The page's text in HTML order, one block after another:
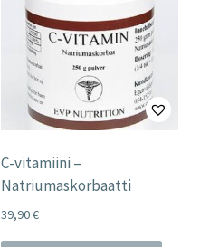
C-vitamiini –
Natriumaskorbaatti
39,90€